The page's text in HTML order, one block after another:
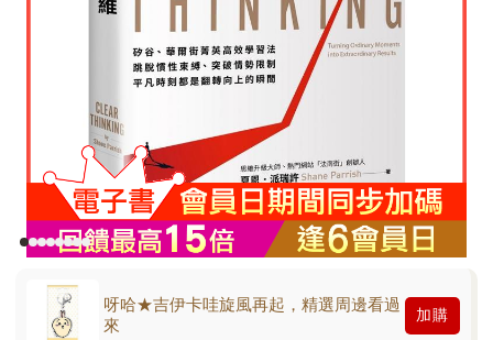
呀哈★吉伊卡哇旋風再起，精選周邊看過
來
加購